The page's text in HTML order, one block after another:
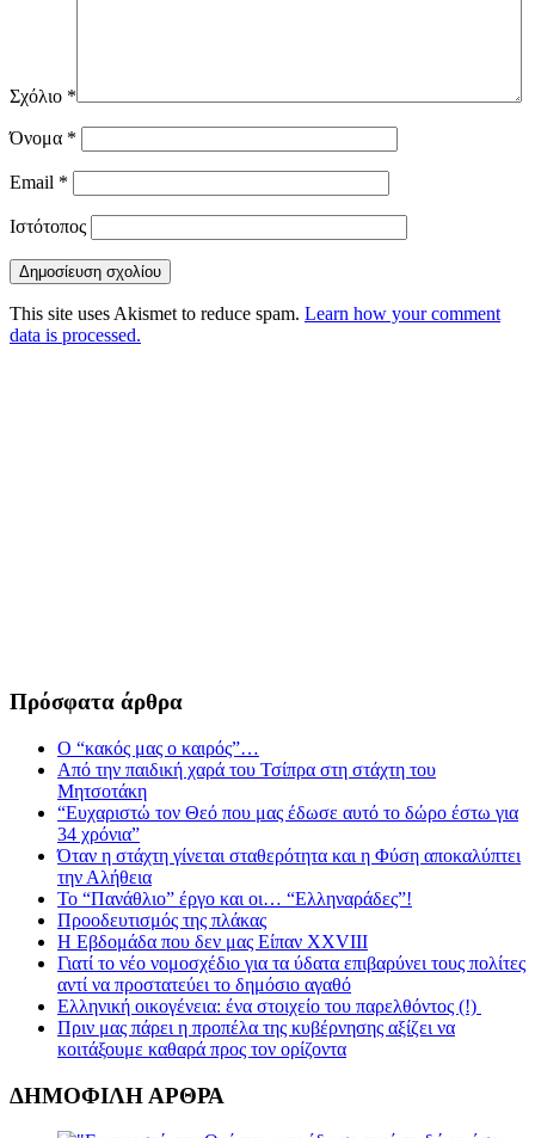
Σχόλιο *
Όνομα *
Email *
Ιστότοπος
This site uses Akismet to reduce spam. Learn how your comment
data is processed.
Πρόσφατα άρθρα
Ο “κακός μας ο καιρός”…
Από την παιδική χαρά του Τσίπρα στη στάχτη του
Μητσοτάκη
“Ευχαριστώ τον Θεό που μας έδωσε αυτό το δώρο έστω για
34 χρόνια”
Όταν η στάχτη γίνεται σταθερότητα και η Φύση αποκαλύπτει
την Αλήθεια
Το “Πανάθλιο” έργο και οι… “Ελληναράδες”!
Προοδευτισμός της πλάκας
Η Εβδομάδα που δεν μας Είπαν XXVIII
Γιατί το νέο νομοσχέδιο για τα ύδατα επιβαρύνει τους πολίτες
αντί να προστατεύει το δημόσιο αγαθό
Ελληνική οικογένεια: ένα στοιχείο του παρελθόντος (!)
Πριν μας πάρει η προπέλα της κυβέρνησης αξίζει να
κοιτάξουμε καθαρά προς τον ορίζοντα
ΔΗΜΟΦΙΛΗ ΑΡΘΡΑ